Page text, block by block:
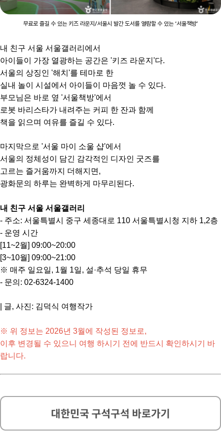
무료로 즐길 수 있는 키즈 라운지/서울시 발간 도서를 열람할 수 있는 ‘서울책방’
내 친구 서울 서울갤러리에서
아이들이 가장 열광하는 공간은 '키즈 라운지'다.
서울의 상징인 '해치'를 테마로 한
실내 놀이 시설에서 아이들이 마음껏 놀 수 있다.
부모님은 바로 옆 '서울책방'에서
로봇 바리스타가 내려주는 커피 한 잔과 함께
책을 읽으며 여유를 즐길 수 있다.
마지막으로 '서울 마이 소울 샵'에서
서울의 정체성이 담긴 감각적인 디자인 굿즈를
고르는 즐거움까지 더해지면,
광화문의 하루는 완벽하게 마무리된다.
내 친구 서울 서울갤러리
- 주소: 서울특별시 중구 세종대로 110 서울특별시청 지하 1,2층
- 운영 시간
[11~2월] 09:00~20:00
[3~10월] 09:00~21:00
※ 매주 일요일, 1월 1일, 설·추석 당일 휴무
- 문의: 02-6324-1400
| 글, 사진: 김덕식 여행작가
※ 위 정보는 2026년 3월에 작성된 정보로,
이후 변경될 수 있으니 여행 하시기 전에 반드시 확인하시기 바
랍니다.